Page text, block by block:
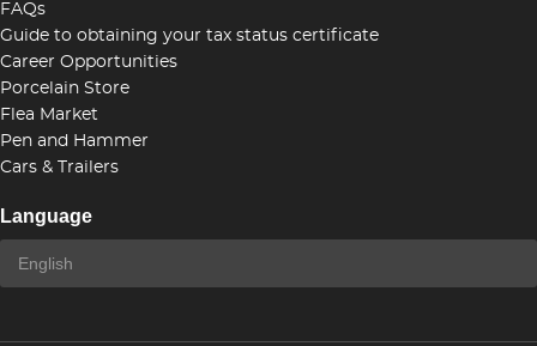
FAQs
Guide to obtaining your tax status certificate
Career Opportunities
Porcelain Store
Flea Market
Pen and Hammer
Cars & Trailers
Language